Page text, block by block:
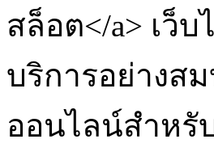
สล็อต</a> เว็
บริการอย่างส
ออนไลน์สำหรั